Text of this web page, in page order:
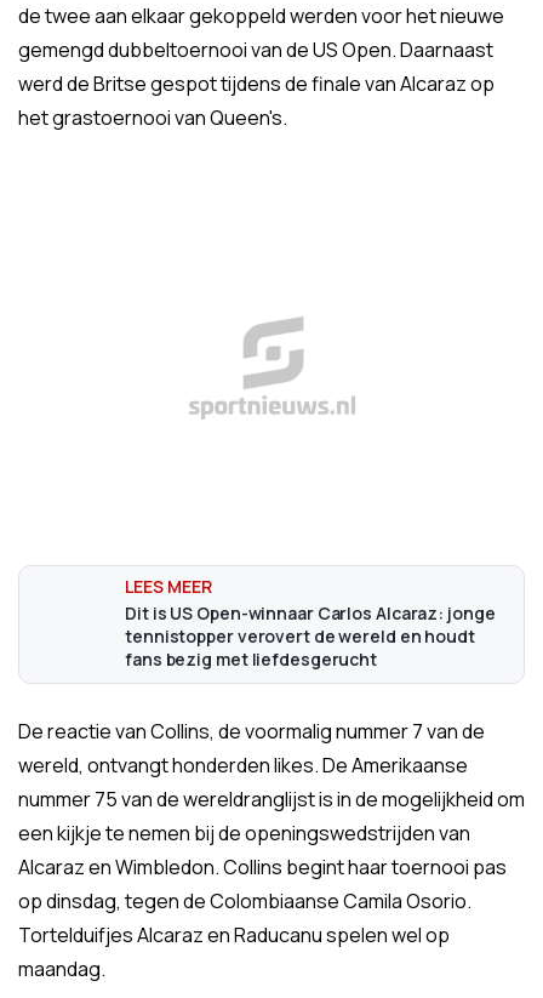
de twee aan elkaar gekoppeld werden voor het nieuwe
gemengd dubbeltoernooi van de US Open. Daarnaast
werd de Britse gespot tijdens de finale van Alcaraz op
het grastoernooi van Queen's.
Dit is US Open-winnaar Carlos Alcaraz: jonge
tennistopper verovert de wereld en houdt
fans bezig met liefdesgerucht
De reactie van Collins, de voormalig nummer 7 van de
wereld, ontvangt honderden likes. De Amerikaanse
nummer 75 van de wereldranglijst is in de mogelijkheid om
een kijkje te nemen bij de openingswedstrijden van
Alcaraz en Wimbledon. Collins begint haar toernooi pas
op dinsdag, tegen de ColombiaanseCamila Osorio.
Tortelduifjes Alcaraz en Raducanu spelen wel op
maandag.